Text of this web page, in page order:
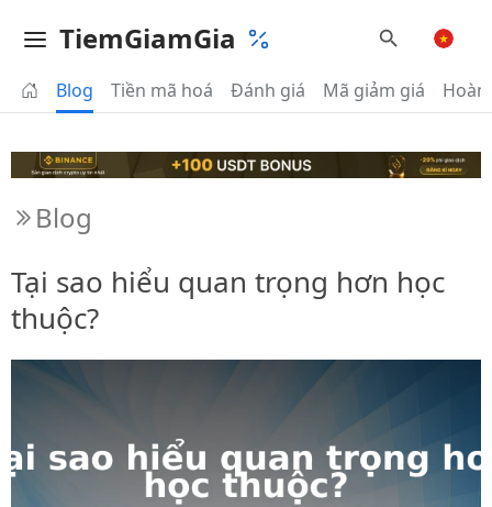
TiemGiamGia
Blog Tiền mã hoá Đánh giá Mã giảm giá
Blog
Tại sao hiểu quan trọng hơn học
thuộc?